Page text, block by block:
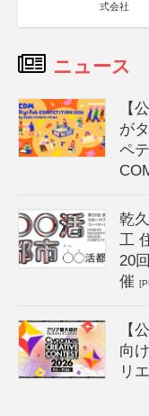
式会社
ニュース
【
が
ペ
乾
工
20
催
【
向
リ